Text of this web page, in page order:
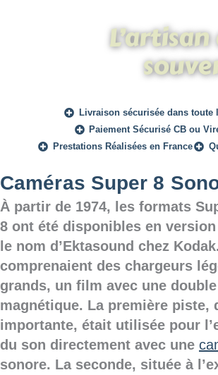
Livraison sécurisée dans toute
Paiement Sécurisé CB ou
Prestations Réalisées en France
Caméras Super 8
À partir de 1974, les formats
8 ont été disponibles en
le nom d’Ektasound chez
comprenaient des chargeurs
grands, un film avec une
magnétique. La première piste,
importante, était utilisée pour
du son directement avec une
sonore. La seconde, située à